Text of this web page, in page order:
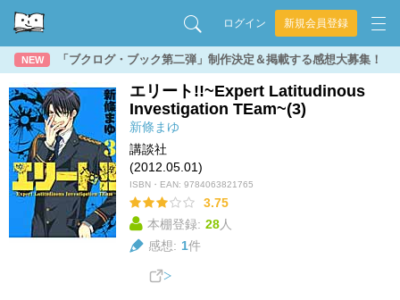
ログイン 新規会員登録
NEW 「ブクログ・ブック第二弾」制作決定＆掲載する感想大募集！
エリート!!~Expert Latitudinous
Investigation TEam~(3)
新條まゆ
講談社
(2012.05.01)
ISBN・EAN: 9784063821765
3.75
本棚登録: 28人
感想: 1件